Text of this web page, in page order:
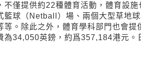
僅提供約22種體育活動，體育設
籃球（Netball）場、兩個大型草地
等。除此之外，體育學科部門也會
為34,050英鎊，約爲357,184港元。